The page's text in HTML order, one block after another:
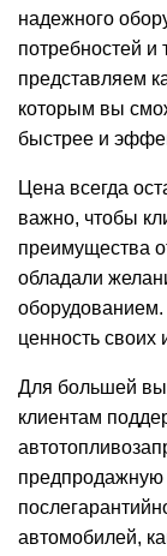
надежного
потребностей
представляем
которым вы
быстрее и
Цена всегда
важно, чтобы
преимущества
обладали
ценность своих
Для большей
клиентам
предпродажную
автомобилей,